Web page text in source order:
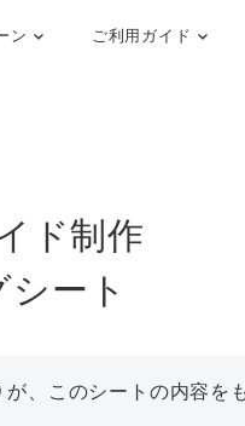
ン ご利用ガイド
ド制作
ート
、このシートの内容を